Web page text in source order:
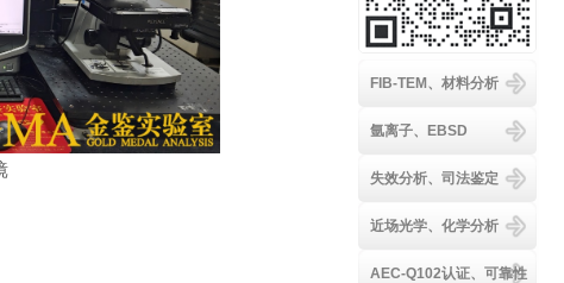
FIB-TEM、材料分析
氩离子、EBSD
失效分析、司法鉴定
近场光学、化学分析
AEC-Q102认证、可靠性